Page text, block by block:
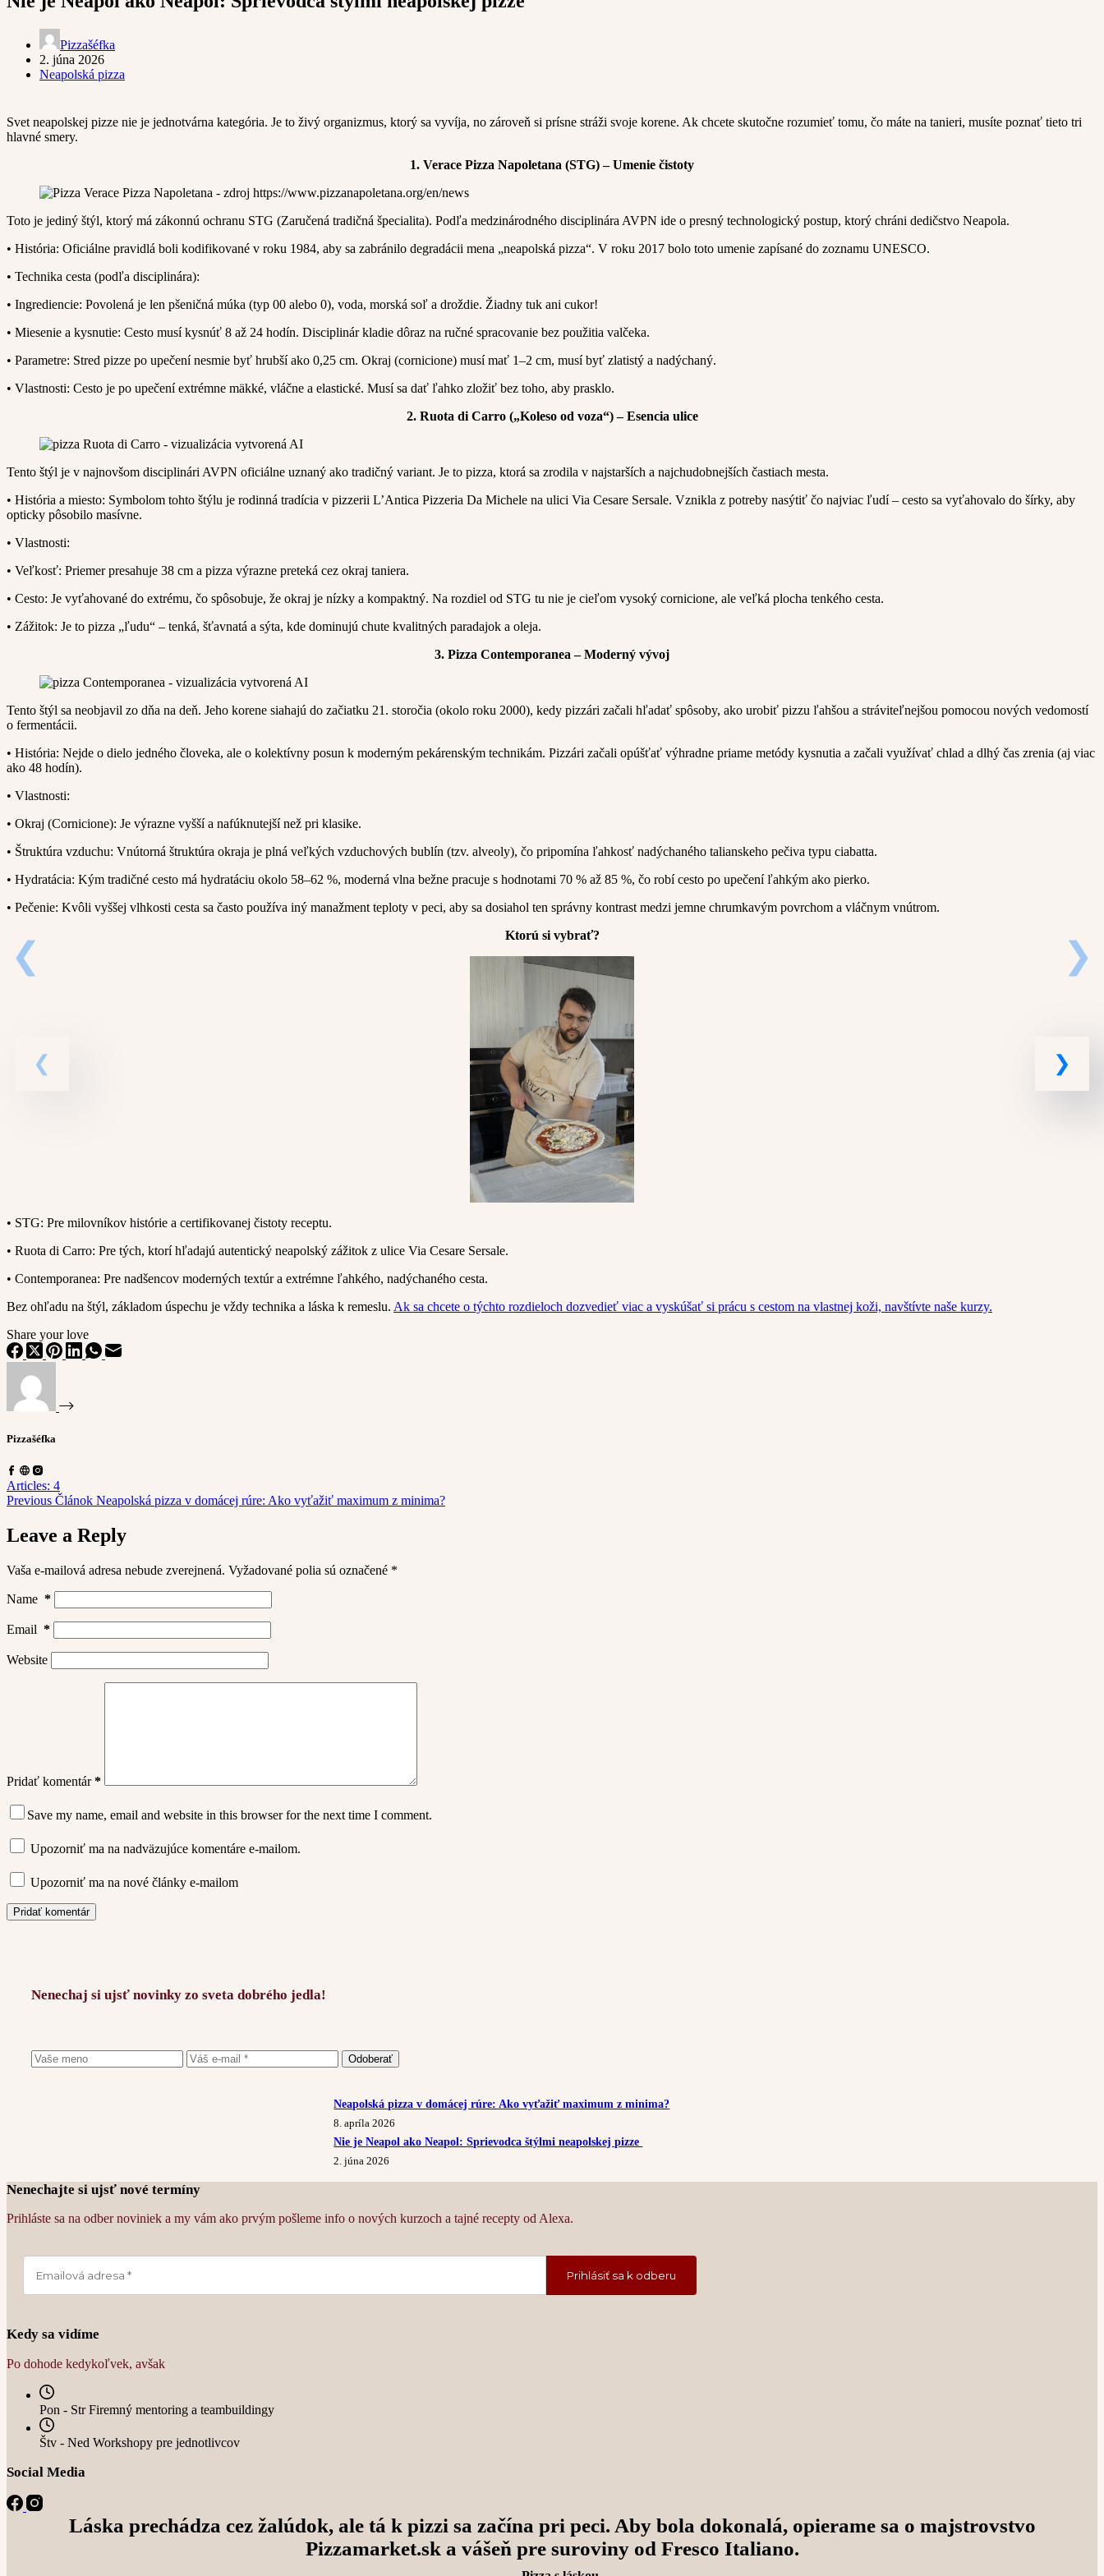
Pizzašéfka
2. júna 2026
Neapolská pizza
Svet neapolskej pizze nie je jednotvárna kategória. Je to živý organizmus, ktorý sa vyvíja, no zároveň si prísne stráži svoje korene. Ak chcete skutočne rozumieť tomu, čo máte na tanieri, musíte poznať tieto tri
hlavné smery.
1. Verace Pizza Napoletana (STG) – Umenie čistoty
Toto je jediný štýl, ktorý má zákonnú ochranu STG (Zaručená tradičná špecialita). Podľa medzinárodného disciplinára AVPN ide o presný technologický postup, ktorý chráni dedičstvo Neapola.
• História: Oficiálne pravidlá boli kodifikované v roku 1984, aby sa zabránilo degradácii mena „neapolská pizza“. V roku 2017 bolo toto umenie zapísané do zoznamu UNESCO.
• Technika cesta (podľa disciplinára):
• Ingrediencie: Povolená je len pšeničná múka (typ 00 alebo 0), voda, morská soľ a droždie. Žiadny tuk ani cukor!
• Miesenie a kysnutie: Cesto musí kysnúť 8 až 24 hodín. Disciplinár kladie dôraz na ručné spracovanie bez použitia valčeka.
• Parametre: Stred pizze po upečení nesmie byť hrubší ako 0,25 cm. Okraj (cornicione) musí mať 1–2 cm, musí byť zlatistý a nadýchaný.
• Vlastnosti: Cesto je po upečení extrémne mäkké, vláčne a elastické. Musí sa dať ľahko zložiť bez toho, aby prasklo.
2. Ruota di Carro („Koleso od voza“) – Esencia ulice
Tento štýl je v najnovšom disciplinári AVPN oficiálne uznaný ako tradičný variant. Je to pizza, ktorá sa zrodila v najstarších a najchudobnejších častiach mesta.
• História a miesto: Symbolom tohto štýlu je rodinná tradícia v pizzerii L’Antica Pizzeria Da Michele na ulici Via Cesare Sersale. Vznikla z potreby nasýtiť čo najviac ľudí – cesto sa vyťahovalo do šírky, aby
opticky pôsobilo masívne.
• Vlastnosti:
• Veľkosť: Priemer presahuje 38 cm a pizza výrazne preteká cez okraj taniera.
• Cesto: Je vyťahované do extrému, čo spôsobuje, že okraj je nízky a kompaktný. Na rozdiel od STG tu nie je cieľom vysoký cornicione, ale veľká plocha tenkého cesta.
• Zážitok: Je to pizza „ľudu“ – tenká, šťavnatá a sýta, kde dominujú chute kvalitných paradajok a oleja.
3. Pizza Contemporanea – Moderný vývoj
Tento štýl sa neobjavil zo dňa na deň. Jeho korene siahajú do začiatku 21. storočia (okolo roku 2000), kedy pizzári začali hľadať spôsoby, ako urobiť pizzu ľahšou a stráviteľnejšou pomocou nových vedomostí
o fermentácii.
• História: Nejde o dielo jedného človeka, ale o kolektívny posun k moderným pekárenským technikám. Pizzári začali opúšťať výhradne priame metódy kysnutia a začali využívať chlad a dlhý čas zrenia (aj viac
ako 48 hodín).
• Vlastnosti:
• Okraj (Cornicione): Je výrazne vyšší a nafúknutejší než pri klasike.
• Štruktúra vzduchu: Vnútorná štruktúra okraja je plná veľkých vzduchových bublín (tzv. alveoly), čo pripomína ľahkosť nadýchaného talianskeho pečiva typu ciabatta.
• Hydratácia: Kým tradičné cesto má hydratáciu okolo 58–62 %, moderná vlna bežne pracuje s hodnotami 70 % až 85 %, čo robí cesto po upečení ľahkým ako pierko.
• Pečenie: Kvôli vyššej vlhkosti cesta sa často používa iný manažment teploty v peci, aby sa dosiahol ten správny kontrast medzi jemne chrumkavým povrchom a vláčnym vnútrom.
Ktorú si vybrať?
• STG: Pre milovníkov histórie a certifikovanej čistoty receptu.
• Ruota di Carro: Pre tých, ktorí hľadajú autentický neapolský zážitok z ulice Via Cesare Sersale.
• Contemporanea: Pre nadšencov moderných textúr a extrémne ľahkého, nadýchaného cesta.
Bez ohľadu na štýl, základom úspechu je vždy technika a láska k remeslu. Ak sa chcete o týchto rozdieloch dozvedieť viac a vyskúšať si prácu s cestom na vlastnej koži, navštívte naše kurzy.
Share your love
Pizzašéfka
Articles: 4
Previous Článok Neapolská pizza v domácej rúre: Ako vyťažiť maximum z minima?
Leave a Reply
Vaša e-mailová adresa nebude zverejnená. Vyžadované polia sú označené *
Name *
Email *
Website
Pridať komentár*
Save my name, email and website in this browser for the next time I comment.
Upozorniť ma na nadväzujúce komentáre e-mailom.
Upozorniť ma na nové články e-mailom
Pridať komentár
Nenechaj si ujsť novinky zo sveta dobrého jedla!
Odoberať
Neapolská pizza v domácej rúre: Ako vyťažiť maximum z minima?
8. apríla 2026
Nie je Neapol ako Neapol: Sprievodca štýlmi neapolskej pizze
2. júna 2026
Nenechajte si ujsť nové termíny
Prihláste sa na odber noviniek a my vám ako prvým pošleme info o nových kurzoch a tajné recepty od Alexa.
Kedy sa vidíme
Po dohode kedykoľvek, avšak
Pon - Str Firemný mentoring a teambuildingy
Štv - Ned Workshopy pre jednotlivcov
Social Media
Láska prechádza cez žalúdok, ale tá k pizzi sa začína pri peci. Aby bola dokonalá, opierame sa o majstrovstvo
Pizzamarket.sk a vášeň pre suroviny od Fresco Italiano.